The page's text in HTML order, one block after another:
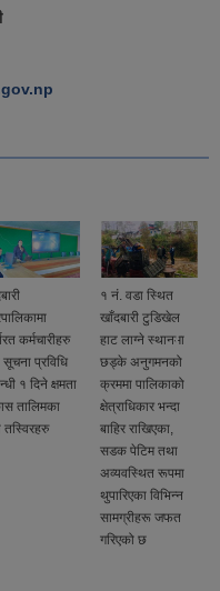
कर्मचारीहरु
सूचना प्रविधि
१ दिने क्षमता
तालिमका
तस्विरहरु
१ नं. वडा स्थित
खाँदबारी टुडिखेल
हाट लाग्ने स्थानमा
छड्के अनुगमनको
क्रममा पालिकाको
क्षेत्राधिकार भन्दा
बाहिर राखिएका,
सडक पेटिम तथा
अव्यवस्थित रूपमा
थुपारिएका विभिन्न
सामग्रीहरू जफत
गरिएको छ